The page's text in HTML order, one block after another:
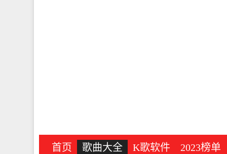
首页 歌曲大全 K歌软件 2023榜单